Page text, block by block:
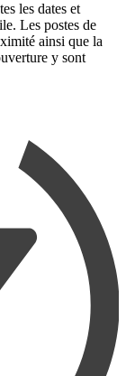
les dates et
Les postes de
ainsi que la
y sont